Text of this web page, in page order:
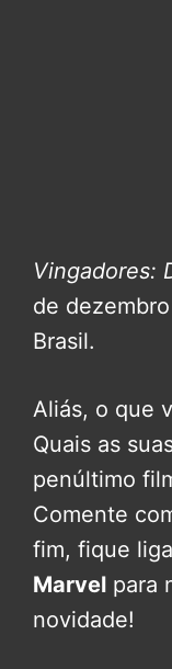
Vingadores:
de
Brasil.
Aliás, o que
Quais as
penúltimo
Comente
fim, fique
Marvel para
novidade!